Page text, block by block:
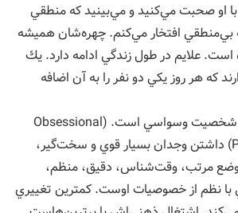
با او صحبت مي‌كنيد و مي‌بينيد كه منطقي
بي‌منطقي افتخار مي‌كنم. چهره‌شان هميشه
علايم در طول زندگي ادامه دارد. يك
كه هر روز يكي دو نفر را به آن اضافه
اختلال بعدي، اختلال شخصيت وسواسي است. (Obsessional
Personality Disorder) داشتن وجدان بسيار قوي و سخت‌گير،
مرتب، وقت‌شناس، دقيق، منظم،
نظم از خصوصيات اوست. كمترين تغييري